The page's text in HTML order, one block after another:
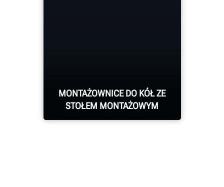
MONTAŻOWNICE DO KÓŁ ZE
STOŁEM MONTAŻOWYM